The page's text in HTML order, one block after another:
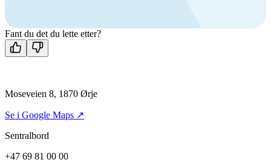
Kontakt oss
Fant du det du lette etter?
Moseveien 8, 1870 Ørje
Se i Google Maps ↗
Sentralbord
+47 69 81 00 00